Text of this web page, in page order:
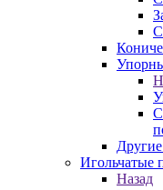
С
Игольчатые
Назад